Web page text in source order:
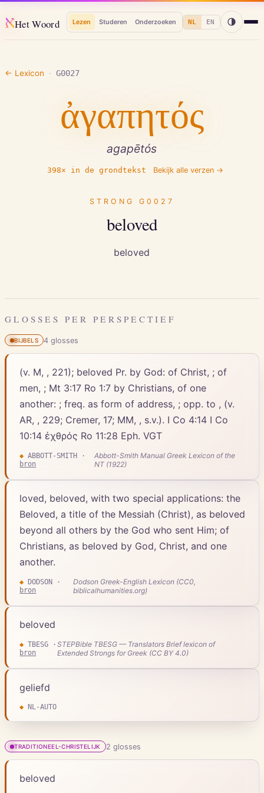
אHet Woord Lezen Studeren Onderzoeken NL EN
← Lexicon · G0027
ἀγαπητός
agapētós
398× in de grondtekst Bekijk alle verzen →
STRONG G0027
beloved
beloved
GLOSSES PER PERSPECTIEF
BIJBELS 4glosses
(v. M, , 221); beloved Pr. by God: of Christ, ; of
men, ; Mt 3:17 Ro 1:7 by Christians, of one
another: ; freq. as form of address, ; opp. to , (v.
AR, , 229; Cremer, 17; MM, , s.v.). I Co 4:14 I Co
10:14 ἐχθρός Ro 11:28 Eph. VGT
◆ ABBOTT-SMITH ·
bron
Abbott-Smith Manual Greek Lexicon of the
NT (1922)
loved, beloved, with two special applications: the
Beloved, a title of the Messiah (Christ), as beloved
beyond all others by the God who sent Him; of
Christians, as beloved by God, Christ, and one
another.
◆ DODSON ·
bron
Dodson Greek-English Lexicon (CC0,
biblicalhumanities.org)
beloved
◆ TBESG ·
bron
STEPBible TBESG — Translators Brief lexicon of
Extended Strongs for Greek (CC BY 4.0)
geliefd
◆ NL-AUTO
TRADITIONEEL-CHRISTELIJK 2 glosses
beloved